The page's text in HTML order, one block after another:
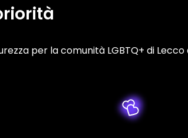
per la comunità LGBTQ+ di Lecco